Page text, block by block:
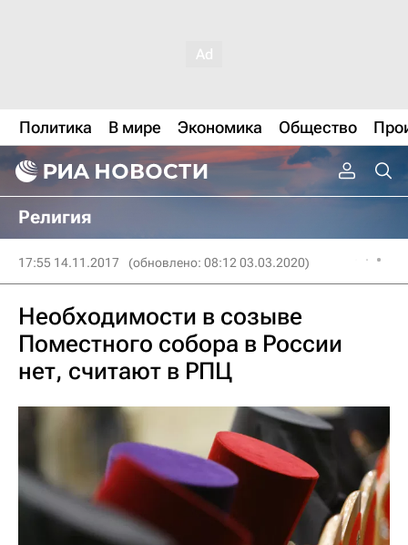
Политика В мире Экономика Общество
Религия
17:55 14.11.2017 (обновлено: 08:12 03.03.2020)
Необходимости в созыве
Поместного собора в России
нет, считают в РПЦ